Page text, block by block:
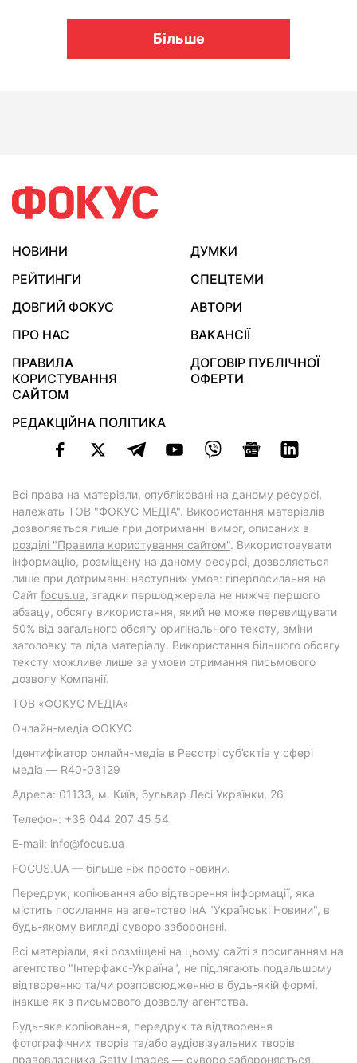
Більше
НОВИНИ
ДУМКИ
РЕЙТИНГИ
СПЕЦТЕМИ
ДОВГИЙ ФОКУС
АВТОРИ
ПРО НАС
ВАКАНСІЇ
ПРАВИЛА
КОРИСТУВАННЯ
САЙТОМ
ДОГОВІР ПУБЛІЧНОЇ
ОФЕРТИ
РЕДАКЦІЙНА ПОЛІТИКА
Всі права на матеріали, опубліковані на даному ресурсі,
належать ТОВ "ФОКУС МЕДІА". Використання матеріалів
дозволяється лише при дотриманні вимог, описаних в
розділі "Правила користування сайтом". Використовувати
інформацію, розміщену на даному ресурсі, дозволяється
лише при дотриманні наступних умов: гіперпосилання на
Cайт focus.ua, згадки першоджерела не нижче першого
абзацу, обсягу використання, який не може перевищувати
50% від загального обсягу оригінального тексту, зміни
заголовку та ліда матеріалу. Використання більшого обсягу
тексту можливе лише за умови отримання письмового
дозволу Компанії.
ТОВ «ФОКУС МЕДІА»
Онлайн-медіа ФОКУС
Ідентифікатор онлайн-медіа в Реєстрі суб’єктів у сфері
медіа — R40-03129
Адреса: 01133, м. Київ, бульвар Лесі Українки, 26
Телефон: +38 044 207 45 54
E-mail: info@focus.ua
FOCUS.UA — більше ніж просто новини.
Передрук, копіювання або відтворення інформації, яка
містить посилання на агентство ІнА "Українські Новини", в
будь-якому вигляді суворо заборонені.
Всі матеріали, які розміщені на цьому сайті з посиланням на
агентство "Інтерфакс-Україна", не підлягають подальшому
відтворенню та/чи розповсюдженню в будь-якій формі,
інакше як з письмового дозволу агентства.
Будь-яке копіювання, передрук та відтворення
фотографічних творів та/або аудіовізуальних творів
правовласника Getty Images — суворо забороняється.